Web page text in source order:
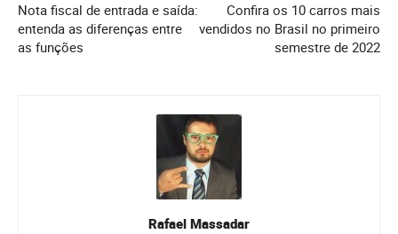
Nota fiscal de entrada e saída:
entenda as diferenças entre
as funções
Confira os 10 carros mais
vendidos no Brasil no primeiro
semestre de 2022
Rafael Massadar